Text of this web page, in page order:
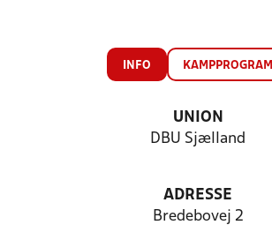
INFO KAMPPROGRAM
UNION
DBU Sjælland
ADRESSE
Bredebovej 2